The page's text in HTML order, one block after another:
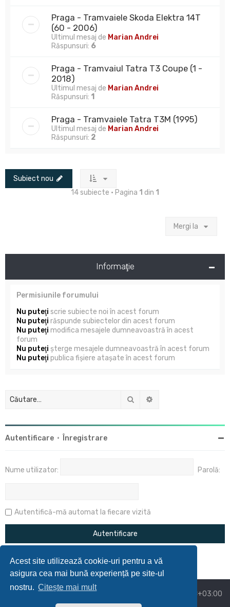
Acest site utilizează cookie-uri pentru a vă
asigura cea mai bună experiență pe site-ul
nostru. Citește mai mult
Praga - Tramvaiele Skoda Elektra 14T
(60 - 2006)
Ultimul mesaj de Marian Andrei
Răspunsuri: 6
Praga - Tramvaiul Tatra T3 Coupe (1 -
2018)
Ultimul mesaj de Marian Andrei
Răspunsuri: 1
Praga - Tramvaiele Tatra T3M (1995)
Ultimul mesaj de Marian Andrei
Răspunsuri: 2
Subiect nou
14 subiecte • Pagina 1 din 1
Mergi la
Informaţie
Permisiunile forumului
Nu puteţi scrie subiecte noi în acest forum
Nu puteţi răspunde subiectelor din acest forum
Nu puteţi modifica mesajele dumneavoastră în acest
forum
Nu puteţi şterge mesajele dumneavoastră în acest forum
Nu puteţi publica fişiere ataşate în acest forum
Căutare
Autentificare • Înregistrare
Nume utilizator: Parolă:
Autentifică-mă automat la fiecare vizită
Prima pagină UTC+03:00